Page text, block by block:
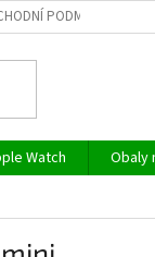
PODMÍNKY
Watch Obaly